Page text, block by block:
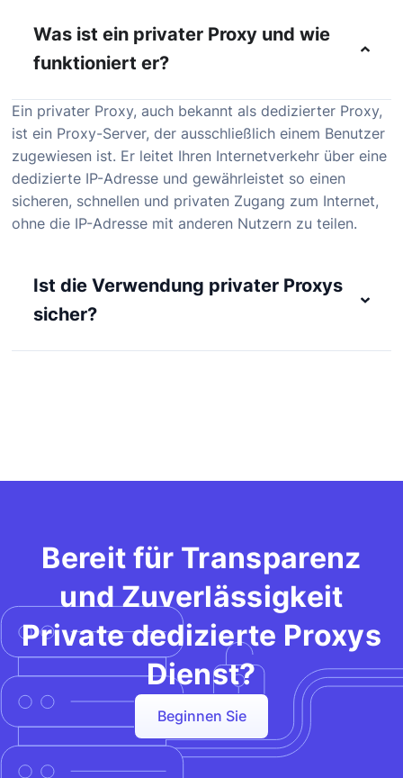
Was ist ein privater Proxy und wie
funktioniert er?
Ein privater Proxy, auch bekannt als dedizierter Proxy,
ist ein Proxy-Server, der ausschließlich einem Benutzer
zugewiesen ist. Er leitet Ihren Internetverkehr über eine
dedizierte IP-Adresse und gewährleistet so einen
sicheren, schnellen und privaten Zugang zum Internet,
ohne die IP-Adresse mit anderen Nutzern zu teilen.
Ist die Verwendung privater Proxys
sicher?
Bereit für Transparenz
und Zuverlässigkeit
Private dedizierte Proxys
Dienst?
Beginnen Sie